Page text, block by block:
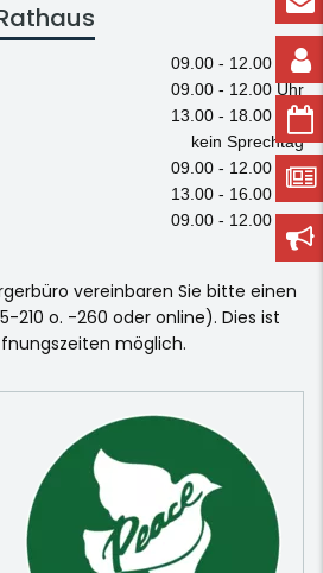
09.00 - 12.00 Uhr
09.00 - 12.00 Uhr
13.00 - 18.00 Uhr
kein Sprechtag
09.00 - 12.00 Uhr
13.00 - 16.00 Uhr
09.00 - 12.00 Uhr
vereinbaren Sie bitte einen
210 o. -260 oder online). Dies ist
möglich.